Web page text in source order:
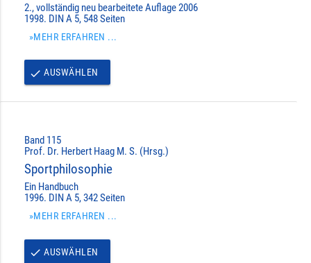
2., vollständig neu bearbeitete Auflage 2006
1998. DIN A 5, 548 Seiten
»MEHR ERFAHREN ...
done AUSWÄHLEN
Band 115
Prof. Dr. Herbert Haag M. S. (Hrsg.)
Sportphilosophie
Ein Handbuch
1996. DIN A 5, 342 Seiten
»MEHR ERFAHREN ...
done AUSWÄHLEN